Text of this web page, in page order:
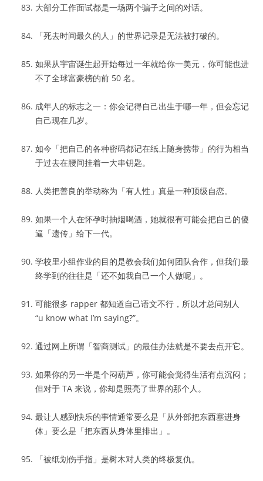
大部分工作面试都是一场两个骗子之间的对话。
「死去时间最久的人」的世界记录是无法被打破的。
如果从宇宙诞生起开始每过一年就给你一美元，你可能也进
不了全球富豪榜的前 50 名。
成年人的标志之一：你会记得自己出生于哪一年，但会忘记
自己现在几岁。
如今「把自己的各种密码都记在纸上随身携带」的行为相当
于过去在腰间挂着一大串钥匙。
人类把善良的举动称为「有人性」真是一种顶级自恋。
如果一个人在怀孕时抽烟喝酒，她就很有可能会把自己的傻
逼「遗传」给下一代。
学校里小组作业的目的是教会我们如何团队合作，但我们最
终学到的往往是「还不如我自己一个人做呢」。
可能很多 rapper 都知道自己语文不行，所以才总问别人
“u know what I’m saying?”。
通过网上所谓「智商测试」的最佳办法就是不要去点开它。
如果你的另一半是个闷葫芦，你可能会觉得生活有点沉闷；
但对于 TA 来说，你却是照亮了世界的那个人。
最让人感到快乐的事情通常要么是「从外部把东西塞进身
体」要么是「把东西从身体里排出」。
「被纸划伤手指」是树木对人类的终极复仇。